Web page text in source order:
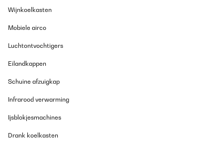
Wijnkoelkasten
Mobiele airco
Luchtontvochtigers
Eilandkappen
Schuine afzuigkap
Infrarood verwarming
Ijsblokjesmachines
Drank koelkasten